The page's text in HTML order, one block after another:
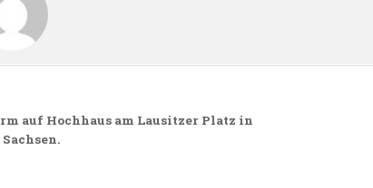
auf Hochhaus am Lausitzer Platz in